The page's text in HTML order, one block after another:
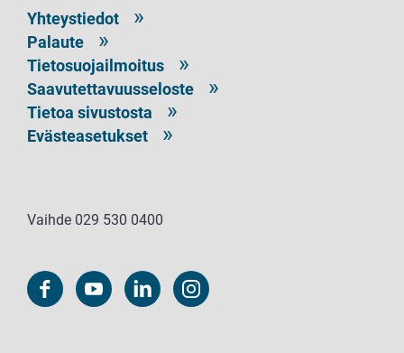
Yhteystiedot
Palaute
Tietosuojailmoitus
Saavutettavuusseloste
Tietoa sivustosta
Evästeasetukset
Vaihde 029 530 0400